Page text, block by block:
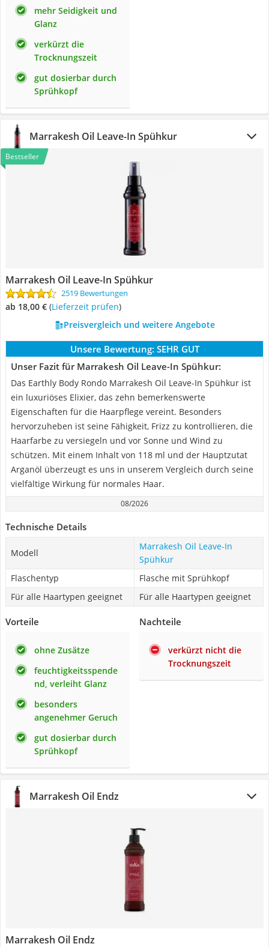
mehr Seidigkeit und
Glanz
verkürzt die
Trocknungszeit
gut dosierbar durch
Sprühkopf
Marrakesh Oil Leave-In Spühkur
Bestseller
Marrakesh Oil Leave-In Spühkur
2519 Bewertungen
ab 18,00 € (Lieferzeit prüfen)
Preisvergleich und weitere Angebote
Unsere Bewertung: SEHR GUT
Unser Fazit für Marrakesh Oil Leave-In Spühkur:
Das Earthly Body Rondo Marrakesh Oil Leave-In Spühkur ist
ein luxuriöses Elixier, das zehn bemerkenswerte
Eigenschaften für die Haarpflege vereint. Besonders
hervorzuheben ist seine Fähigkeit, Frizz zu kontrollieren, die
Haarfarbe zu versiegeln und vor Sonne und Wind zu
schützen. Mit einem Inhalt von 118 ml und der Hauptzutat
Arganöl überzeugt es uns in unserem Vergleich durch seine
vielfältige Wirkung für normales Haar.
08/2026
Technische Details
Modell
Marrakesh Oil Leave-In
Spühkur
Flaschentyp
Flasche mit Sprühkopf
Für alle Haartypen geeignet
Für alle Haartypen geeignet
Vorteile
ohne Zusätze
feuchtigkeitsspende
nd, verleiht Glanz
besonders
angenehmer Geruch
gut dosierbar durch
Sprühkopf
Nachteile
verkürzt nicht die
Trocknungszeit
Marrakesh Oil Endz
Marrakesh Oil Endz